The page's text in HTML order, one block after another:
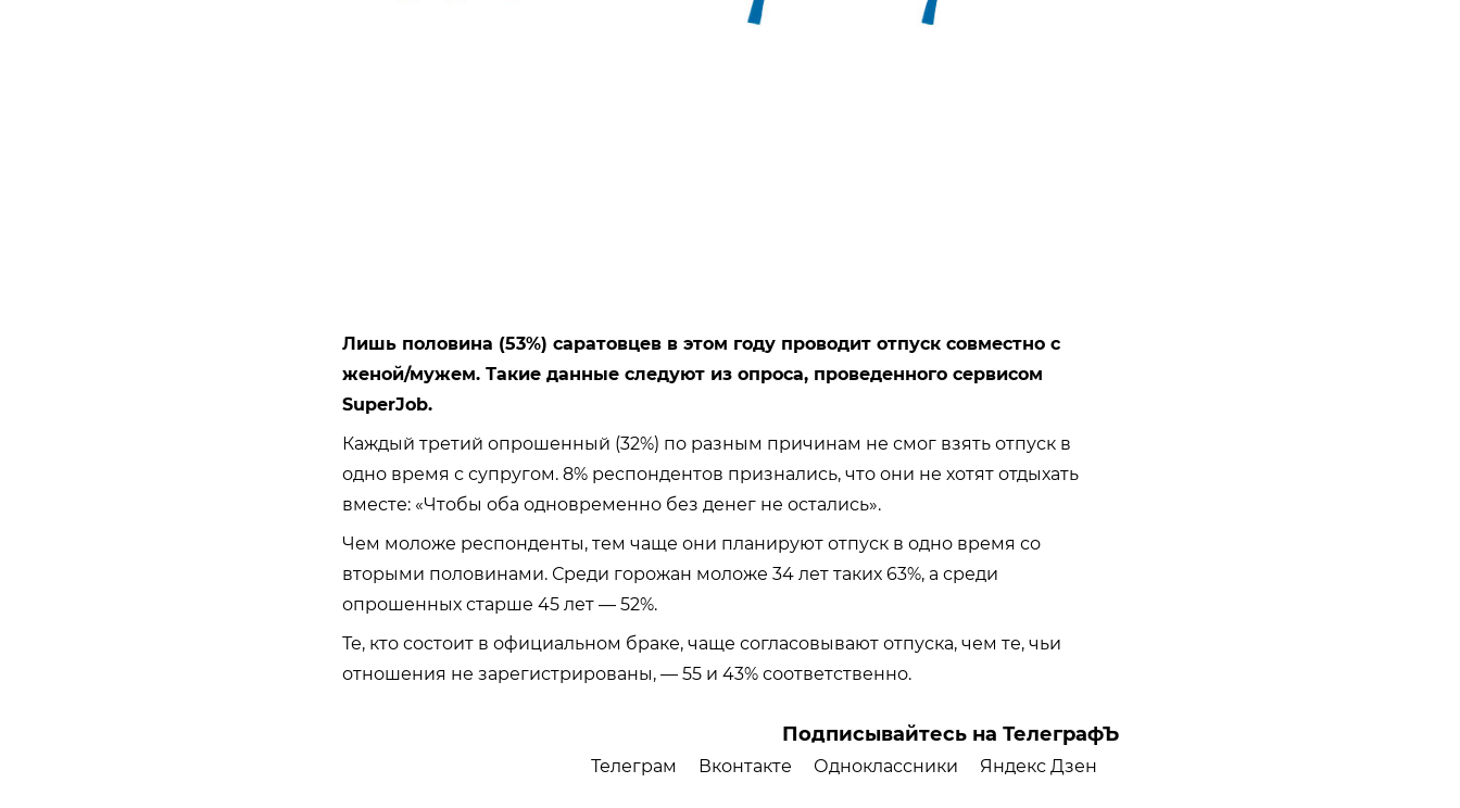
Лишь половина (53%) саратовцев в этом году проводит отпуск совместно с
женой/мужем. Такие данные следуют из опроса, проведенного сервисом
SuperJob.
Каждый третий опрошенный (32%) по разным причинам не смог взять отпуск в
одно время с супругом. 8% респондентов признались, что они не хотят отдыхать
вместе: «Чтобы оба одновременно без денег не остались».
Чем моложе респонденты, тем чаще они планируют отпуск в одно время со
вторыми половинами. Среди горожан моложе 34 лет таких 63%, а среди
опрошенных старше 45 лет — 52%.
Те, кто состоит в официальном браке, чаще согласовывают отпуска, чем те, чьи
отношения не зарегистрированы, — 55 и 43% соответственно.
Подписывайтесь на ТелеграфЪ
Телеграм Вконтакте Одноклассники Яндекс Дзен